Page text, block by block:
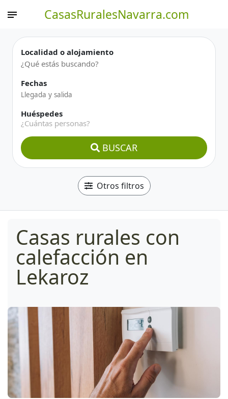
CasasRuralesNavarra.com
Localidad o alojamiento
Fechas
Huéspedes
¿Cuántas personas?
BUSCAR
Otros filtros
Casas rurales con
calefacción en
Lekaroz